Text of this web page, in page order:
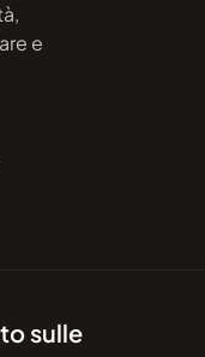
e
sulle